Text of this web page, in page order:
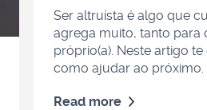
Ser altruísta é algo que
agrega muito, tanto para
próprio(a). Neste artigo
como ajudar ao próximo.
Read more